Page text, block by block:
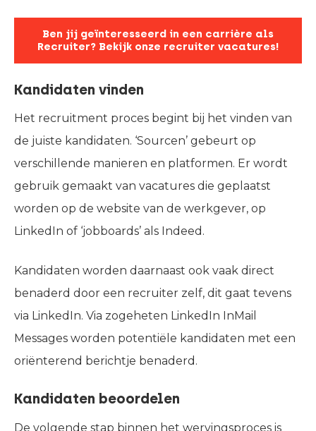
Ben jij geïnteresseerd in een carrière als
Recruiter? Bekijk onze recruiter vacatures!
Kandidaten vinden
Het recruitment proces begint bij het vinden van
de juiste kandidaten. ‘Sourcen’ gebeurt op
verschillende manieren en platformen. Er wordt
gebruik gemaakt van vacatures die geplaatst
worden op de website van de werkgever, op
LinkedIn of ‘jobboards’ als Indeed.
Kandidaten worden daarnaast ook vaak direct
benaderd door een recruiter zelf, dit gaat tevens
via LinkedIn. Via zogeheten LinkedIn InMail
Messages worden potentiële kandidaten met een
oriënterend berichtje benaderd.
Kandidaten beoordelen
De volgende stap binnen het wervingsproces is